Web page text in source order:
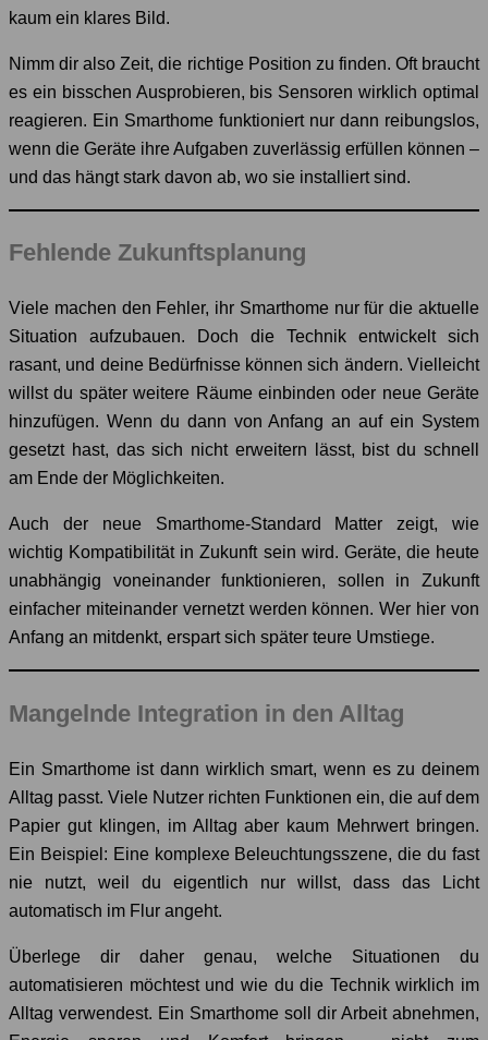
kaum ein klares Bild.
Nimm dir also Zeit, die richtige Position zu finden. Oft braucht
es ein bisschen Ausprobieren, bis Sensoren wirklich optimal
reagieren. Ein Smarthome funktioniert nur dann reibungslos,
wenn die Geräte ihre Aufgaben zuverlässig erfüllen können –
und das hängt stark davon ab, wo sie installiert sind.
Fehlende Zukunftsplanung
Viele machen den Fehler, ihr Smarthome nur für die aktuelle
Situation aufzubauen. Doch die Technik entwickelt sich
rasant, und deine Bedürfnisse können sich ändern. Vielleicht
willst du später weitere Räume einbinden oder neue Geräte
hinzufügen. Wenn du dann von Anfang an auf ein System
gesetzt hast, das sich nicht erweitern lässt, bist du schnell
am Ende der Möglichkeiten.
Auch der neue Smarthome-Standard Matter zeigt, wie
wichtig Kompatibilität in Zukunft sein wird. Geräte, die heute
unabhängig voneinander funktionieren, sollen in Zukunft
einfacher miteinander vernetzt werden können. Wer hier von
Anfang an mitdenkt, erspart sich später teure Umstiege.
Mangelnde Integration in den Alltag
Ein Smarthome ist dann wirklich smart, wenn es zu deinem
Alltag passt. Viele Nutzer richten Funktionen ein, die auf dem
Papier gut klingen, im Alltag aber kaum Mehrwert bringen.
Ein Beispiel: Eine komplexe Beleuchtungsszene, die du fast
nie nutzt, weil du eigentlich nur willst, dass das Licht
automatisch im Flur angeht.
Überlege dir daher genau, welche Situationen du
automatisieren möchtest und wie du die Technik wirklich im
Alltag verwendest. Ein Smarthome soll dir Arbeit abnehmen,